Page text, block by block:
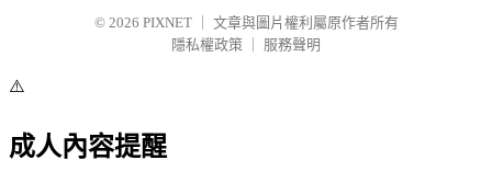
© 2026 PIXNET
文章與圖片權利屬原作者所有
隱私權政策
服務聲明
⚠️
成人內容提醒